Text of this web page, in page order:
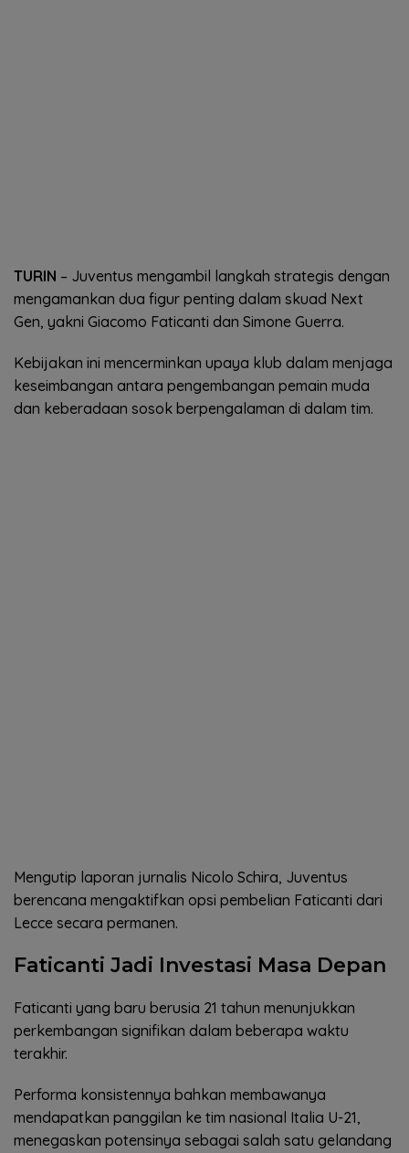
TURIN – Juventus mengambil langkah strategis dengan
mengamankan dua figur penting dalam skuad Next
Gen, yakni Giacomo Faticanti dan Simone Guerra.
Kebijakan ini mencerminkan upaya klub dalam menjaga
keseimbangan antara pengembangan pemain muda
dan keberadaan sosok berpengalaman di dalam tim.
Mengutip laporan jurnalis Nicolo Schira, Juventus
berencana mengaktifkan opsi pembelian Faticanti dari
Lecce secara permanen.
Faticanti Jadi Investasi Masa Depan
Faticanti yang baru berusia 21 tahun menunjukkan
perkembangan signifikan dalam beberapa waktu
terakhir.
Performa konsistennya bahkan membawanya
mendapatkan panggilan ke tim nasional Italia U-21,
menegaskan potensinya sebagai salah satu gelandang